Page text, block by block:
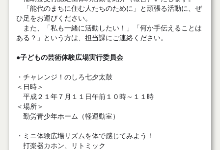
「能代のまちに住む人たちのために」と頑張る活動に、ぜ
ひ足をお運びください。
また、「私も一緒に活動したい！」「何か手伝えることは
ある？」という方は、担当課にご連絡ください。
●子どもの芸術体験広場実行委員会
・チャレンジ！のしろ七夕太鼓
＜日時＞
平成２１年７月１１日午前１０時～１１時
＜場所＞
勤労青少年ホーム（軽運動室）
・ミニ体験広場リズムを体で感じてみよう！
打楽器カホン、リトミック